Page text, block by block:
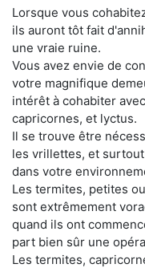
Lorsque vous
ils auront tôt fait
une vraie ruine.
Vous avez envie de
votre magnifique
intérêt à cohabiter
capricornes, et lyctus.
Il se trouve être
les vrillettes, et
dans votre
Les termites, petites
sont extrêmement
quand ils ont
part bien sûr une
Les termites,